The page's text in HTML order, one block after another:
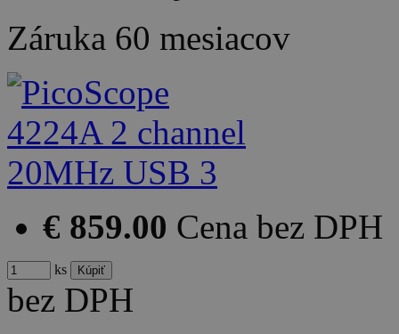
Záruka 60 mesiacov
€ 859.00 Cena bez DPH
ks
bez DPH